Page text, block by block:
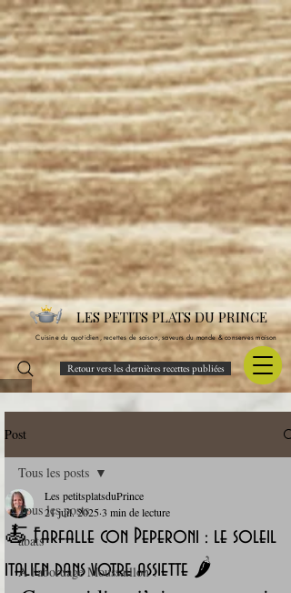
LES PETITS PLATS DU PRINCE
Cuisine du quotidien, recettes de saison, saveurs du monde & conserves maison
Retour vers les dernières recettes publiées
Post
Tous les posts
abats
A l'abordage Moussaillon !
Tous les posts
🍝 Farfalle con Peperoni : le soleil
italien dans votre assiette 🌶️
Les petitsplatsduPrince
21 juil. 2025 3 min de lecture